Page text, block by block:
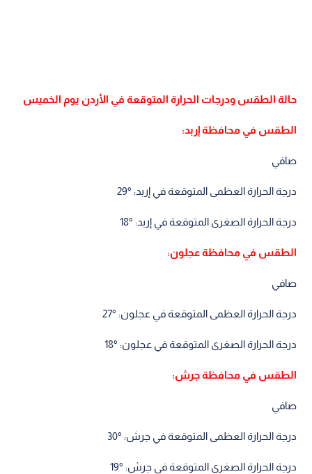
حالة الطقس ودرجات الحرارة المتوقعة في الأردن يوم الخميس
الطقس في محافظة إربد:
صافي
درجة الحرارة العظمى المتوقعة في إربد: °29
درجة الحرارة الصغرى المتوقعة في إربد: °18
الطقس في محافظة عجلون:
صافي
درجة الحرارة العظمى المتوقعة في عجلون: °27
درجة الحرارة الصغرى المتوقعة في عجلون: °18
الطقس في محافظة جرش:
صافي
درجة الحرارة العظمى المتوقعة في جرش: °30
درجة الحرارة الصغرى المتوقعة في جرش: °19